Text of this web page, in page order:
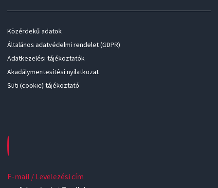
Közérdekű adatok
Általános adatvédelmi rendelet (GDPR)
Adatkezelési tájékoztatók
Akadálymentesítési nyilatkozat
Süti (cookie) tájékoztató
E-mail / Levelezési cím